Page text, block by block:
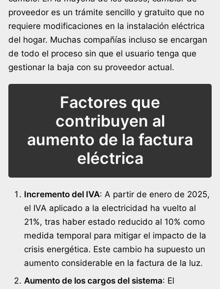
proveedor es un trámite sencillo y gratuito que no
requiere modificaciones en la instalación eléctrica
del hogar. Muchas compañías incluso se encargan
de todo el proceso sin que el usuario tenga que
gestionar la baja con su proveedor actual.
Factores que
contribuyen al
aumento de la factura
eléctrica
Incremento del IVA: A partir de enero de 2025,
el IVA aplicado a la electricidad ha vuelto al
21%, tras haber estado reducido al 10% como
medida temporal para mitigar el impacto de la
crisis energética. Este cambio ha supuesto un
aumento considerable en la factura de la luz.
Aumento de los cargos del sistema: El